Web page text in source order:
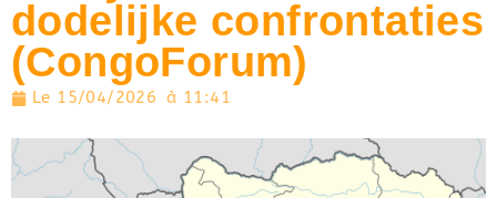
dodelijke confrontaties
(CongoForum)
Le 15/04/2026 à 11:41